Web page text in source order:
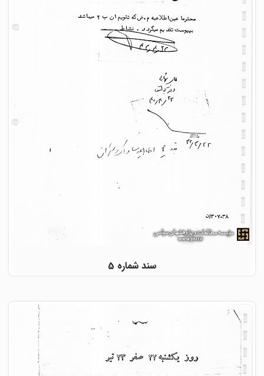
سند شماره 5